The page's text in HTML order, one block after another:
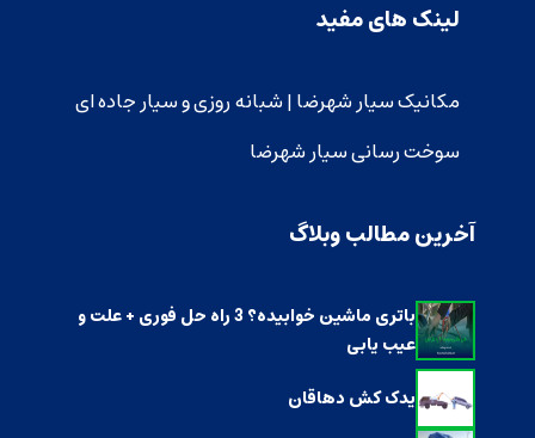
لینک های مفید
مکانیک سیار شهرضا | شبانه روزی و سیار جاده ای
سوخت رسانی سیار شهرضا
آخرین مطالب وبلاگ
باتری ماشین خوابیده؟ 3 راه حل فوری + علت و
عیب یابی
یدک کش دهاقان